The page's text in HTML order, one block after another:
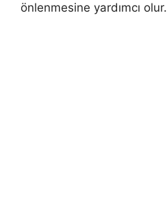
önlenmesine yardımcı olur.